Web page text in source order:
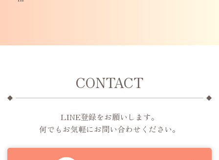
CONTACT
LINE登録をお願いします。
何でもお気軽にお問い合わせください。